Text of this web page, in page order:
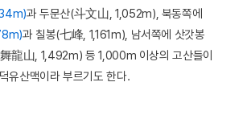
과 두문산(斗文山, 1,052m), 북동쪽에
과 칠봉(七峰, 1,161m), 남서쪽에 삿갓봉
龍山, 1,492m) 등 1,000m 이상의 고산들이
유산맥이라 부르기도 한다.